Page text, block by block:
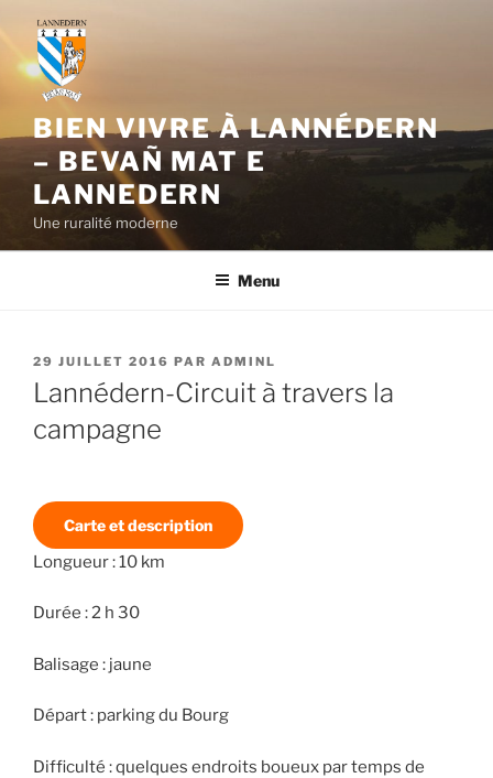
contenu
principal
BIEN VIVRE À LANNÉDERN
– BEVAÑ MAT E
LANNEDERN
Une ruralité moderne
Menu
PUBLIÉ
LE
29 JUILLET 2016 PAR ADMINL
Lannédern-Circuit à travers la
campagne
Carte et description
Longueur : 10 km
Durée : 2 h 30
Balisage : jaune
Départ : parking du Bourg
Difficulté : quelques endroits boueux par temps de